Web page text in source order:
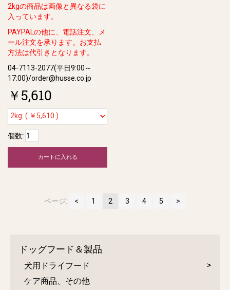
2kgの商品は画像と異なる袋に
入っています。
PAYPALの他に、電話注文、メ
ール注文を承ります。お支払
方法は代引きとなります。
04-7113-2077(平日9:00～
17:00)/order@husse.co.jp
￥5,610
個数:
カートに入れる
ページ: 1 2 3 4 5
ドッグフード＆製品
犬用ドライフード
ケア商品、その他